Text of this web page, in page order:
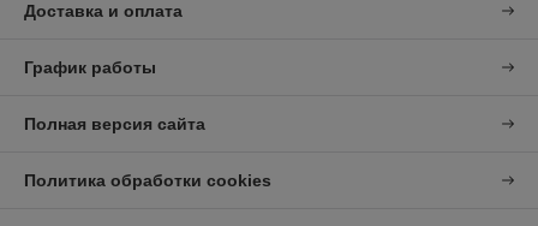
Доставка и оплата
График работы
Полная версия сайта
Политика обработки cookies